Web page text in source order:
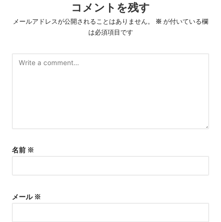
コメントを残す
メールアドレスが公開されることはありません。 ※ が付いている欄
は必須項目です
名前 ※
メール ※